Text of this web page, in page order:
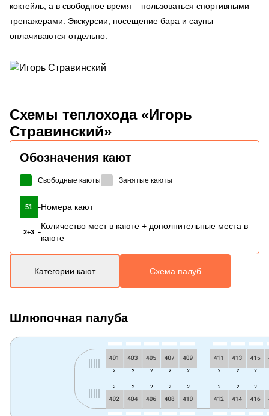
коктейль, а в свободное время – пользоваться спортивными
тренажерами. Экскурсии, посещение бара и сауны
оплачиваются отдельно.
Схемы теплохода «Игорь
Стравинский»
Обозначения кают
Свободные каюты Занятые каюты
51 -Номера кают
2+3 -
Количество мест в каюте + дополнительные места в
каюте
Категории кают Схема палуб
Шлюпочная палуба